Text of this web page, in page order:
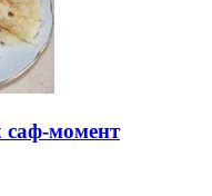
момент